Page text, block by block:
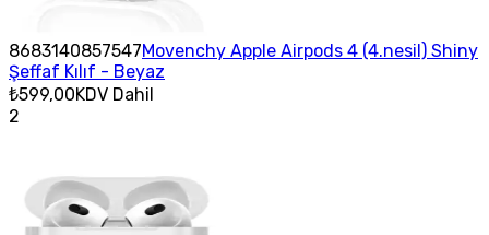
8683140857547Movenchy Apple Airpods 4 (4.nesil) Shiny
Şeffaf Kılıf - Beyaz
₺599,00KDV Dahil
2